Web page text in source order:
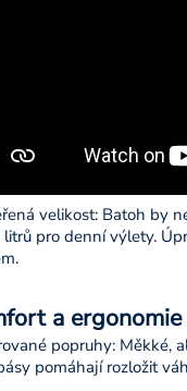
velikost: Batoh by
litrů pro denní výlety.
a ergonomie
popruhy: Měkké,
pomáhají rozložit